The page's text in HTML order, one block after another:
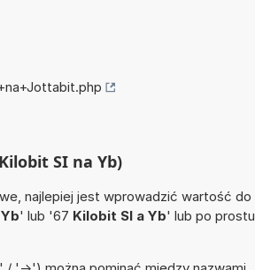
SI na Yb)
najlepiej jest wprowadzić wartość do
' lub '67 Kilobit SI a Yb' lub po prostu